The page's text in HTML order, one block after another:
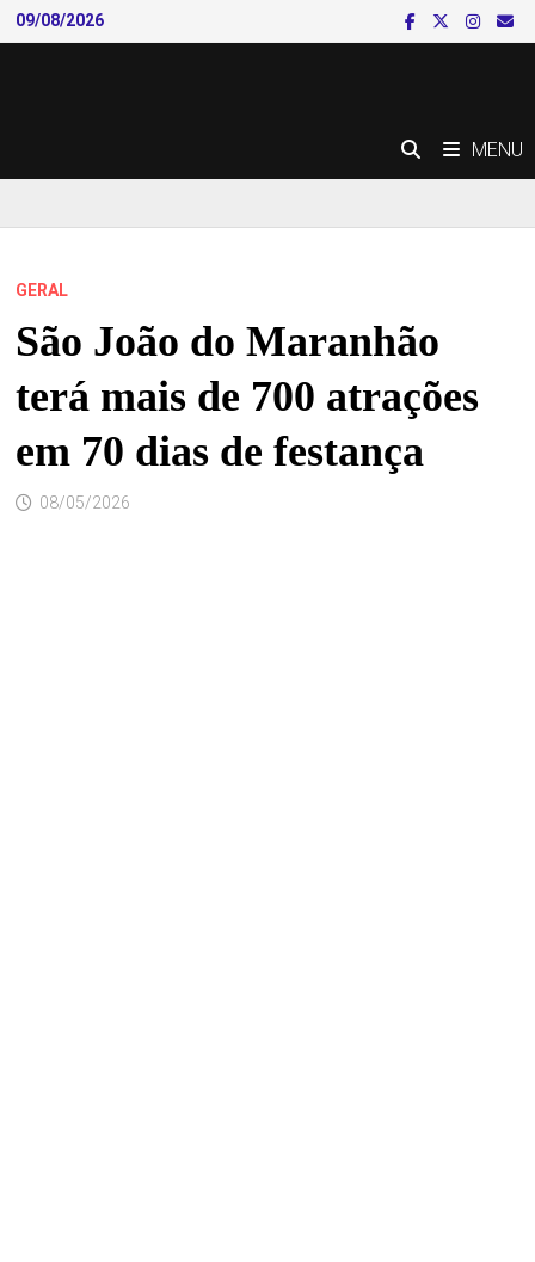
Skip
to
09/08/2026
MENU
GERAL
São João do Maranhão
terá mais de 700 atrações
em 70 dias de festança
08/05/2026